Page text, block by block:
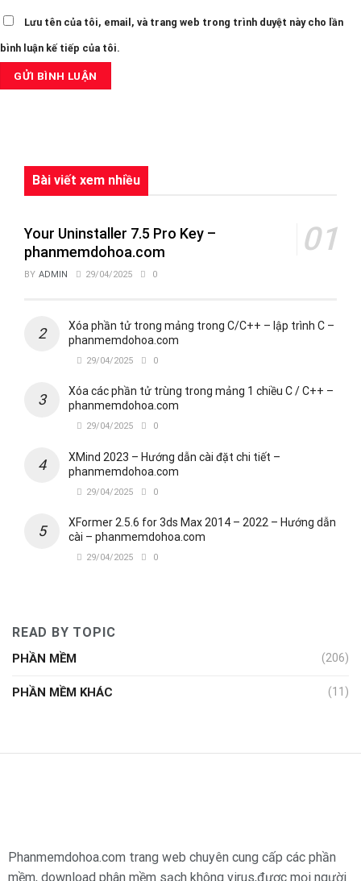
Lưu tên của tôi, email, và trang web trong trình duyệt này cho lần
bình luận kế tiếp của tôi.
Bài viết xem nhiều
Your Uninstaller 7.5 Pro Key –
phanmemdohoa.com
BY ADMIN 29/04/2025 0
Xóa phần tử trong mảng trong C/C++ – lập trình C –
phanmemdohoa.com
29/04/2025 0
Xóa các phần tử trùng trong mảng 1 chiều C / C++ –
phanmemdohoa.com
29/04/2025 0
XMind 2023 – Hướng dẫn cài đặt chi tiết –
phanmemdohoa.com
29/04/2025 0
XFormer 2.5.6 for 3ds Max 2014 – 2022 – Hướng dẫn
cài – phanmemdohoa.com
29/04/2025 0
READ BY TOPIC
PHẦN MỀM (206)
PHẦN MỀM KHÁC (11)
Phanmemdohoa.com trang web chuyên cung cấp các phần
mềm, download phân mềm sạch không virus,được mọi người